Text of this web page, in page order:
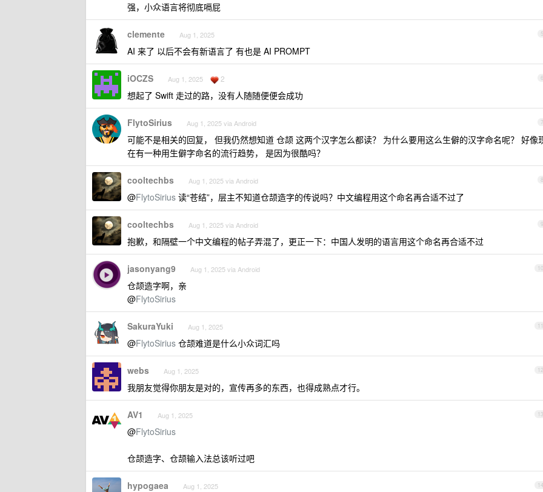
强，小众语言将彻底嗝屁
5
clemente Aug 1, 2025
AI 来了 以后不会有新语言了 有也是 AI PROMPT
6
iOCZS Aug 1, 2025 2
想起了 Swift 走过的路，没有人随随便便会成功
7
FlytoSirius Aug 1, 2025 via Android
可能不是相关的回复， 但我仍然想知道 仓颉 这两个汉字怎么都读？ 为什么要用这么生僻的汉字命名呢？ 好像
在有一种用生僻字命名的流行趋势， 是因为很酷吗？
8
cooltechbs Aug 1, 2025 via Android
@FlytoSirius 读“苍结”，层主不知道仓颉造字的传说吗？中文编程用这个命名再合适不过了
9
cooltechbs Aug 1, 2025 via Android
抱歉，和隔壁一个中文编程的帖子弄混了，更正一下：中国人发明的语言用这个命名再合适不过
10
jasonyang9 Aug 1, 2025 via Android
仓颉造字啊，亲
@FlytoSirius
11
SakuraYuki Aug 1, 2025
@FlytoSirius 仓颉难道是什么小众词汇吗
12
webs Aug 1, 2025
我朋友觉得你朋友是对的，宣传再多的东西，也得成熟点才行。
13
AV1 Aug 1, 2025
@FlytoSirius
仓颉造字、仓颉输入法总该听过吧
14
hypogaea Aug 1, 2025